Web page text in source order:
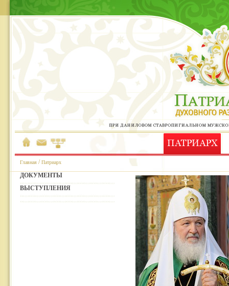
Главная /Патриарх
ДОКУМЕНТЫ
ВЫСТУПЛЕНИЯ